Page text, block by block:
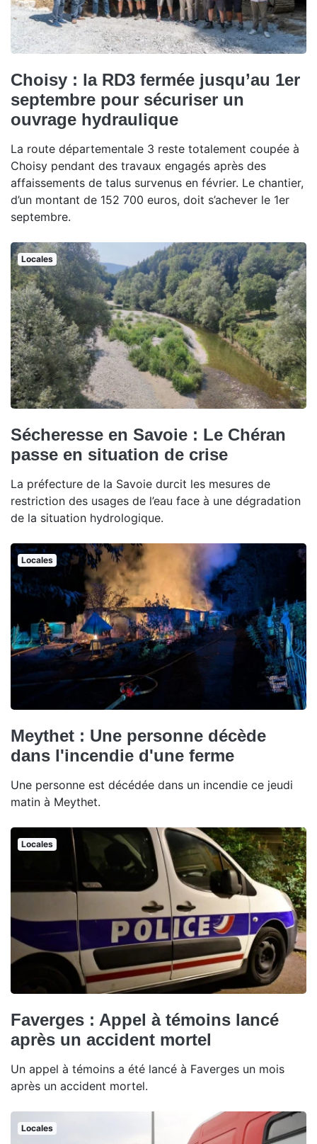
Choisy : la RD3 fermée jusqu’au 1er
septembre pour sécuriser un
ouvrage hydraulique
La route départementale 3 reste totalement coupée à
Choisy pendant des travaux engagés après des
affaissements de talus survenus en février. Le chantier,
d’un montant de 152 700 euros, doit s’achever le 1er
septembre.
Locales
Sécheresse en Savoie : Le Chéran
passe en situation de crise
La préfecture de la Savoie durcit les mesures de
restriction des usages de l’eau face à une dégradation
de la situation hydrologique.
Locales
Meythet : Une personne décède
dans l'incendie d'une ferme
Une personne est décédée dans un incendie ce jeudi
matin à Meythet.
Locales
Faverges : Appel à témoins lancé
après un accident mortel
Un appel à témoins a été lancé à Faverges un mois
après un accident mortel.
Locales